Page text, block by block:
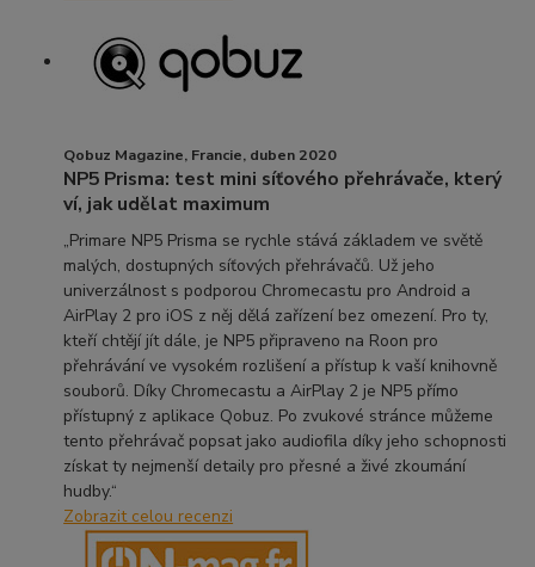
Qobuz Magazine, Francie, duben 2020
NP5 Prisma: test mini síťového přehrávače, který
ví, jak udělat maximum
„Primare NP5 Prisma se rychle stává základem ve světě
malých, dostupných síťových přehrávačů. Už jeho
univerzálnost s podporou Chromecastu pro Android a
AirPlay 2 pro iOS z něj dělá zařízení bez omezení. Pro ty,
kteří chtějí jít dále, je NP5 připraveno na Roon pro
přehrávání ve vysokém rozlišení a přístup k vaší knihovně
souborů. Díky Chromecastu a AirPlay 2 je NP5 přímo
přístupný z aplikace Qobuz. Po zvukové stránce můžeme
tento přehrávač popsat jako audiofila díky jeho schopnosti
získat ty nejmenší detaily pro přesné a živé zkoumání
hudby.“
Zobrazit celou recenzi